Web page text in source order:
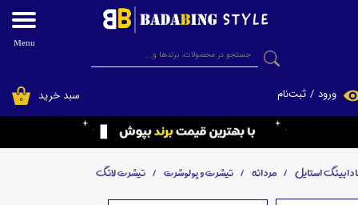
۰ سبد خرید ورود / ثبت‌نام
تغییر گذر واژه
سفارشات
خروج از حساب کاربری
Menu
استایل مردانه تیشرت و پولوشرت تیشرت لانگ
فروشگاه اینترنتی پوشاک بادابینگ استایل